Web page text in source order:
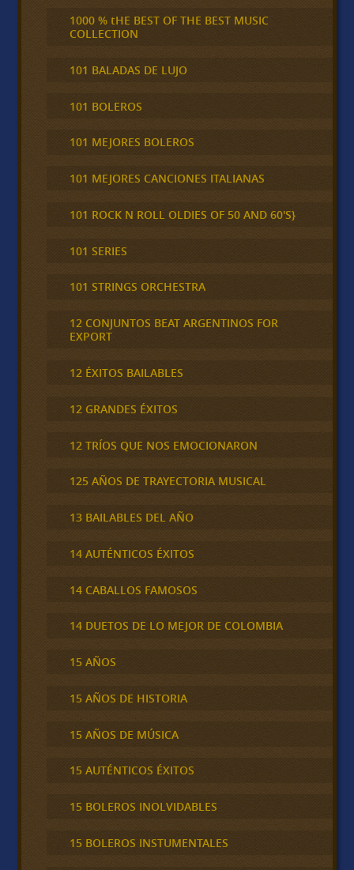
1000 % tHE BEST OF THE BEST MUSIC
COLLECTION
101 BALADAS DE LUJO
101 BOLEROS
101 MEJORES BOLEROS
101 MEJORES CANCIONES ITALIANAS
101 ROCK N ROLL OLDIES OF 50 AND 60'S}
101 SERIES
101 STRINGS ORCHESTRA
12 CONJUNTOS BEAT ARGENTINOS FOR
EXPORT
12 ÉXITOS BAILABLES
12 GRANDES ÉXITOS
12 TRÍOS QUE NOS EMOCIONARON
125 AÑOS DE TRAYECTORIA MUSICAL
13 BAILABLES DEL AÑO
14 AUTÉNTICOS ÉXITOS
14 CABALLOS FAMOSOS
14 DUETOS DE LO MEJOR DE COLOMBIA
15 AÑOS
15 AÑOS DE HISTORIA
15 AÑOS DE MÚSICA
15 AUTÉNTICOS ÉXITOS
15 BOLEROS INOLVIDABLES
15 BOLEROS INSTUMENTALES